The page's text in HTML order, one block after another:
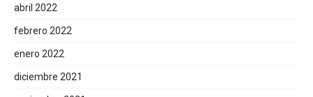
abril 2022
febrero 2022
enero 2022
diciembre 2021